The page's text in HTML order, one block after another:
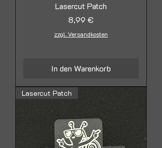
Lasercut Patch
Preis
8,99 €
zzgl. Versandkosten
In den Warenkorb
Lasercut Patch